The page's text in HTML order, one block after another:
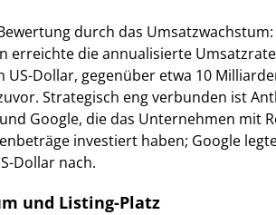
durch das Umsatzwachstum:
erreichte die annualisierte Umsatzrate
US-Dollar, gegenüber etwa 10
Strategisch eng verbunden ist
Google, die das Unternehmen mit
investiert haben; Google
Dollar nach.
und Listing-Platz